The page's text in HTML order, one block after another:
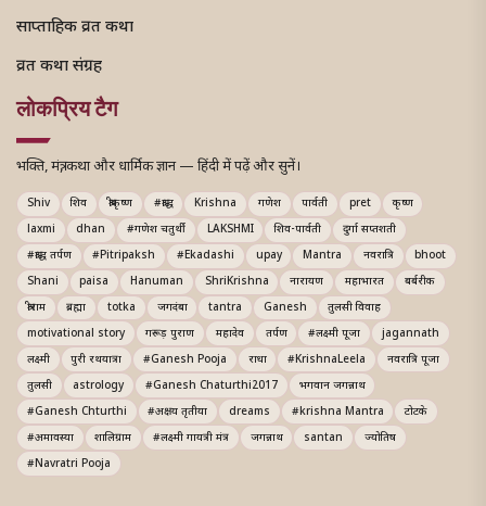
साप्ताहिक व्रत कथा
व्रत कथा संग्रह
लोकप्रिय टैग
भक्ति, मंत्र, कथा और धार्मिक ज्ञान — हिंदी में पढ़ें और सुनें।
Shiv शिव श्रीकृष्ण #श्राद्ध Krishna गणेश पार्वती pret
कृष्ण
laxmi
dhan #गणेश चतुर्थी LAKSHMI शिव-पार्वती
दुर्गा सप्तशती
#श्राद्ध तर्पण
#Pitripaksh #Ekadashi upay Mantra नवरात्रि
bhoot
Shani
paisa Hanuman ShriKrishna नारायण महाभारत
बर्बरीक
श्रीराम
ब्रह्मा totka जगदंबा tantra Ganesh
तुलसी विवाह
motivational story
गरूड़ पुराण महादेव तर्पण #लक्ष्मी पूजा
jagannath
लक्ष्मी
पुरी रथयात्रा #Ganesh Pooja राधा #KrishnaLeela
नवरात्रि पूजा
तुलसी
astrology #Ganesh Chaturthi2017
भगवान जगन्नाथ
#Ganesh Chturthi
#अक्षय तृतीया dreams #krishna Mantra
टोटके
#अमावस्या
शालिग्राम #लक्ष्मी गायत्री मंत्र जगन्नाथ santan
ज्योतिष
#Navratri Pooja